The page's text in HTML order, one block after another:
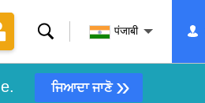
ਖੋਜ पंजाबी
ਜਿਆਦਾ ਜਾਣੋ »